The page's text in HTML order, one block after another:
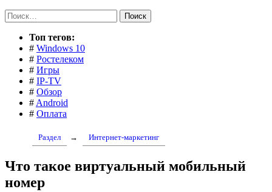
Найти:
Toп тегов:
# Windows 10
# Ростелеком
# Игры
# IP-TV
# Обзор
# Android
# Оплата
Раздел → Интернет-маркетинг
Что такое виртуальный мобильный
номер